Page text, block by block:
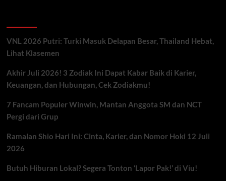
VNL 2026 Putri: Turki Masuk Delapan Besar, Thailand Hebat,
Lihat Klasemen
Akhir Juli 2026! 3 Zodiak Ini Dapat Kabar Baik di Karier,
Keuangan, dan Hubungan, Cek Zodiakmu!
7 Fancam Populer Winwin, Mantan Anggota SM dan NCT
Pergi dari Grup
Ramalan Shio Hari Ini: Cinta, Karier, dan Nomor Hoki 12 Juli
2026
Butuh Hiburan Lokal? Segera Tonton ‘Lapor Pak!’ di Viu!